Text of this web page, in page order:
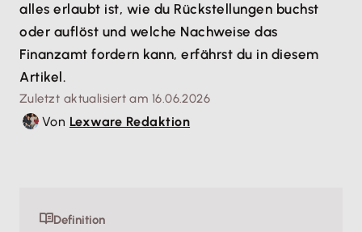
alles erlaubt ist, wie du Rückstellungen buchst
oder auflöst und welche Nachweise das
Finanzamt fordern kann, erfährst du in diesem
Artikel.
Zuletzt aktualisiert am 16.06.2026
Von Lexware Redaktion
Definition